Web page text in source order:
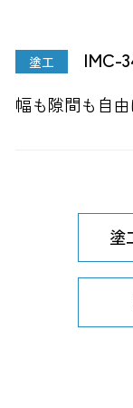
塗工 IMC-
幅も隙間も自
塗